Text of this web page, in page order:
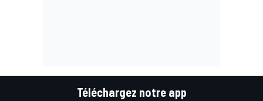
Téléchargez notre app